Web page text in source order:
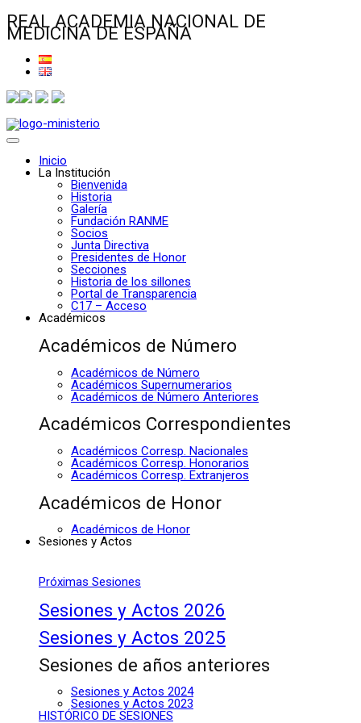
REAL ACADEMIA NACIONAL DE
MEDICINA DE ESPAÑA
Inicio
La Institución
Bienvenida
Historia
Galería
Fundación RANME
Socios
Junta Directiva
Presidentes de Honor
Secciones
Historia de los sillones
Portal de Transparencia
C17 – Acceso
Académicos
Académicos de Número
Académicos de Número
Académicos Supernumerarios
Académicos de Número Anteriores
Académicos Correspondientes
Académicos Corresp. Nacionales
Académicos Corresp. Honorarios
Académicos Corresp. Extranjeros
Académicos de Honor
Académicos de Honor
Sesiones y Actos
Próximas Sesiones
Sesiones y Actos 2026
Sesiones y Actos 2025
Sesiones de años anteriores
Sesiones y Actos 2024
Sesiones y Actos 2023
HISTÓRICO DE SESIONES